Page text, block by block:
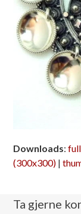
Downloads:
(300x300) |
Ta gjerne